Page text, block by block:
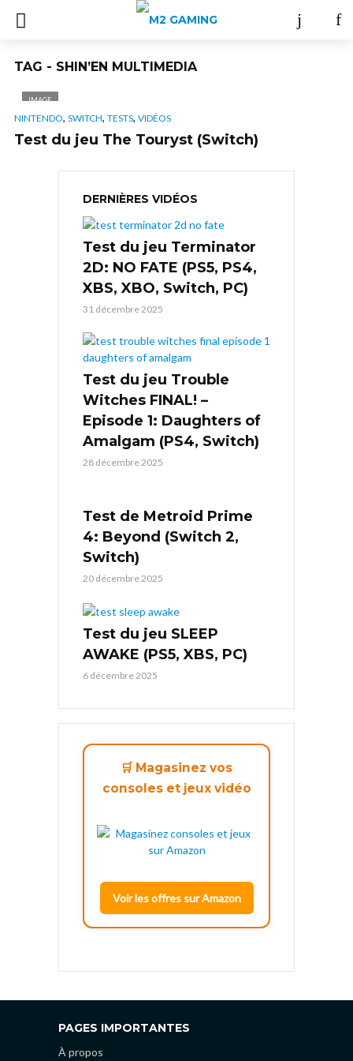
TAG - SHIN’EN MULTIMEDIA
IMAGE
NINTENDO, SWITCH, TESTS, VIDÉOS
Test du jeu The Touryst (Switch)
DERNIÈRES VIDÉOS
Test du jeu Terminator
2D: NO FATE (PS5, PS4,
XBS, XBO, Switch, PC)
31 décembre 2025
Test du jeu Trouble
Witches FINAL! –
Episode 1: Daughters of
Amalgam (PS4, Switch)
28 décembre 2025
Test de Metroid Prime
4: Beyond (Switch 2,
Switch)
20 décembre 2025
Test du jeu SLEEP
AWAKE (PS5, XBS, PC)
6 décembre 2025
🛒 Magasinez vos
consoles et jeux vidéo
Voir les offres sur Amazon
PAGES IMPORTANTES
À propos